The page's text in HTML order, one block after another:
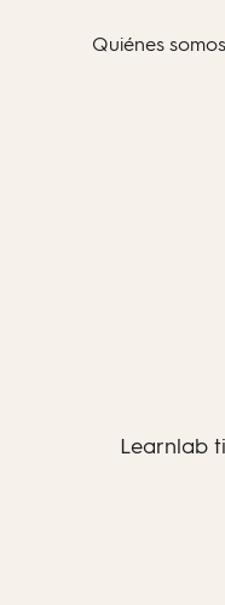
Quiénes somos
Learnlab